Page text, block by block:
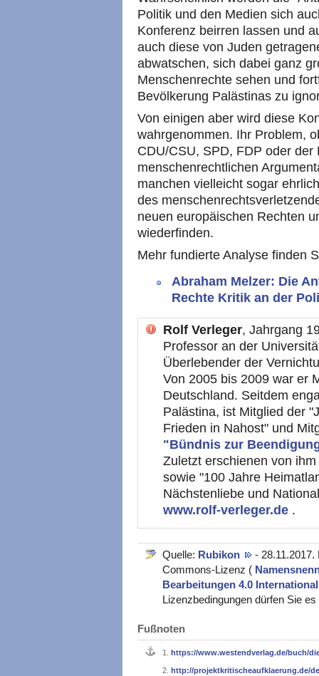
Politik und den Medien sich
Konferenz beirren lassen und
auch diese von Juden
abwatschen, sich dabei ganz
Menschenrechte sehen und
Bevölkerung Palästinas zu
Von einigen aber wird diese
wahrgenommen. Ihr Problem,
CDU/CSU, SPD, FDP oder
menschenrechtlichen
manchen vielleicht sogar
des
neuen europäischen Rechten
wiederfinden.
Mehr fundierte Analyse finden
Abraham Melzer: Die
Rechte Kritik an der
Rolf Verleger, Jahrgang
Professor an der
Überlebender der
Von 2005 bis 2009 war er
Deutschland. Seitdem
Palästina, ist Mitglied der
Frieden in Nahost" und
"Bündnis zur
Zuletzt erschienen von
sowie "100 Jahre
Nächstenliebe und
www.rolf-verleger.de .
Quelle: Rubikon
-
Commons-Lizenz (
Bearbeitungen 4.0
Lizenzbedingungen dürfen Sie
Fußnoten
1. https://www.westendverlag.de/buch/
2. http://projektkritischeaufklaerung.de/